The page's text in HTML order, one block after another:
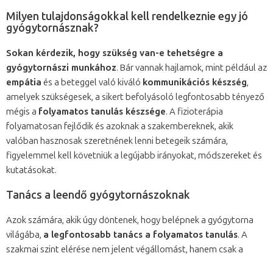
Milyen tulajdonságokkal kell rendelkeznie egy jó
gyógytornásznak?
Sokan kérdezik, hogy szükség van-e tehetségre a
gyógytornászi munkához. Bár vannak hajlamok, mint például az
empátia és a beteggel való kiváló kommunikációs készség,
amelyek szükségesek, a sikert befolyásoló legfontosabb tényező
mégis a folyamatos tanulás készsége. A fizioterápia
folyamatosan fejlődik és azoknak a szakembereknek, akik
valóban hasznosak szeretnének lenni betegeik számára,
figyelemmel kell követniük a legújabb irányokat, módszereket és
kutatásokat.
Tanács a leendő gyógytornászoknak
Azok számára, akik úgy döntenek, hogy belépnek a gyógytorna
világába, a legfontosabb tanács a folyamatos tanulás. A
szakmai szint elérése nem jelent végállomást, hanem csak a